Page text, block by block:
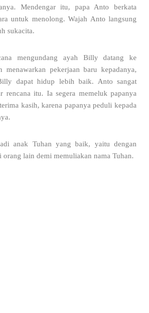
Mendengar itu, papa Anto berkata
untuk menolong. Wajah Anto langsung
sukacita.
mengundang ayah Billy datang ke
pekerjaan baru kepadanya,
dapat hidup lebih baik. Anto sangat
rencana itu. Ia segera memeluk papanya
kasih, karena papanya peduli kepada
anak Tuhan yang baik, yaitu dengan
orang lain demi memuliakan nama Tuhan.